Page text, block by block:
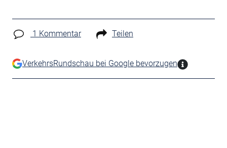
1 Kommentar Teilen
VerkehrsRundschau bei Google bevorzugen